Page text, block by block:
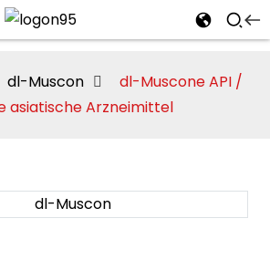
dl-Muscon
dl-Muscone API /
asiatische Arzneimittel